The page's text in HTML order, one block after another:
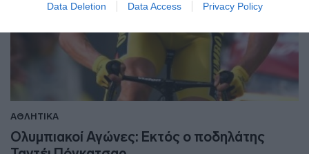
Data Deletion Data Access Privacy Policy
ΑΘΛΗΤΙΚΑ
Ολυμπιακοί Αγώνες: Εκτός ο ποδηλάτης